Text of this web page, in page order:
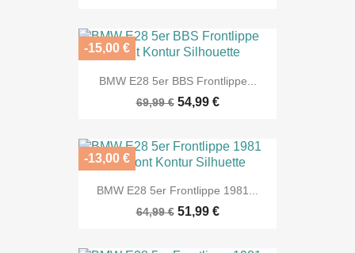
BMW E28 5er BBS Frontlippe...
69,99 € 54,99 €
-15,00 €
BMW E28 5er Frontlippe 1981...
64,99 € 51,99 €
-13,00 €